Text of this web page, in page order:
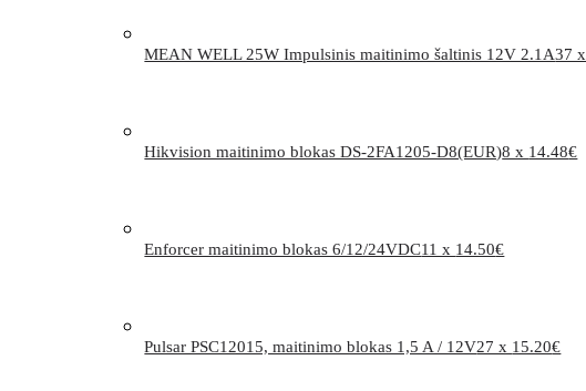
MEAN WELL 25W Impulsinis maitinimo šaltinis 12V 2.1A37 x
Hikvision maitinimo blokas DS-2FA1205-D8(EUR)8 x 14.48€
Enforcer maitinimo blokas 6/12/24VDC11 x 14.50€
Pulsar PSC12015, maitinimo blokas 1,5 A / 12V27 x 15.20€